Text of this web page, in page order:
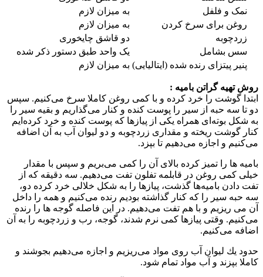
نمک و فلفل
به میزان لازم
روغن برای سرخ كردن
به میزان لازم
زردچوبه
دو قاشق چایخوری
سس بشامل
یک واحد طبق دستور ذكر شده
پنیر پیتزای رنده شده (ایتالیایی) به میزان لازم
روش تهیه گراتن بامیه :
ابتدا گوشت را خرد كرده و با كمی روغن كاملا سرخ می‌كنیم. سپس
دو تا سه حبه از سیر را پوست كنده و كنار می‌گذاریم و بقیه سیر را
به شكل بوته‌ای همراه یكی از پیازها كه پوست كنده و خرد كرده‌ایم
كنار گوشت ریخته و مقداری زردچوبه و دو لیوان آب به آن اضافه
می‌كنیم و اجازه می‌دهیم تا بپزد.
بامیه ها را تمیز كرده بالای آن را كمی می‌بریم و سپس با مقدار
خیلی كمی روغن در قابلمه تفلون تفت می‌دهیم. سه دقیقه كه از
تفت دادن بامیه‌ها گذشت، پیازها را به شكل خلالی خرد كرده دو،
سه حبه سیر را كه كنار گذاشته بودیم رنده می‌كنیم و همه را داخل
آن می ریزیم و با هم تفت می‌دهیم. در این فاصله گوجه ها را رنده
می‌كنیم. وقتی پیازها كمی نرم شدند، گوجه، رب و زردچوبه را به آن
اضافه می‌كنیم.
حدود یك لیوان آب روی مواد می‌ریزیم و اجازه می‌دهیم بجوشند و
كاملا بپزند و آب مواد تمام شود.